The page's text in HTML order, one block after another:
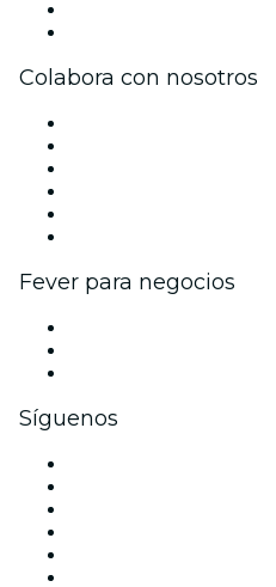
Colabora con nosotros
Fever para negocios
Síguenos